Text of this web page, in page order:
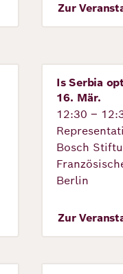
Zur
Is Serbia
16. Mär.
12:30 –
Bosch
Berlin
Zur